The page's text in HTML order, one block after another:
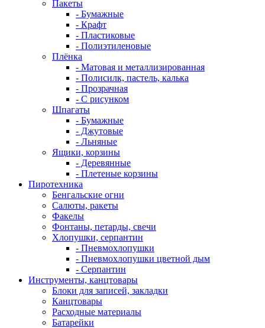
Пакеты
- Бумажные
- Крафт
- Пластиковые
- Полиэтиленовые
Плёнка
- Матовая и металлизированная
- Полисилк, пастель, калька
- Прозрачная
- С рисунком
Шпагаты
- Бумажные
- Джутовые
- Льняные
Ящики, корзины
- Деревянные
- Плетеные корзины
Пиротехника
Бенгальские огни
Салюты, ракеты
Факелы
Фонтаны, петарды, свечи
Хлопушки, серпантин
- Пневмохлопушки
- Пневмохлопушки цветной дым
- Серпантин
Инструменты, канцтовары
Блоки для записей, закладки
Канцтовары
Расходные материалы
Батарейки